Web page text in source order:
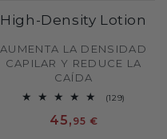
High-Density Lotion
Fornecedor:
AUMENTA LA DENSIDAD
CAPILAR Y REDUCE LA
CAÍDA
(129)
Preço
45, 95 €